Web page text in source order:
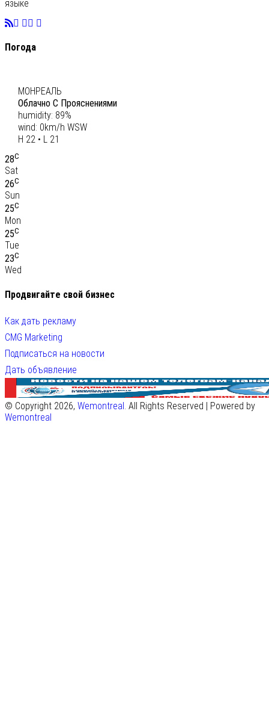
языке
Погода
МОНРЕАЛЬ
Облачно С Прояснениями
humidity: 89%
wind: 0km/h WSW
H 22 • L 21
28C
Sat
26C
Sun
25C
Mon
25C
Tue
23C
Wed
Продвигайте свой бизнес
Как дать рекламу
CMG Marketing
Подписаться на новости
Дать объявление
© Copyright 2026, Wemontreal. All Rights Reserved | Powered by
Wemontreal